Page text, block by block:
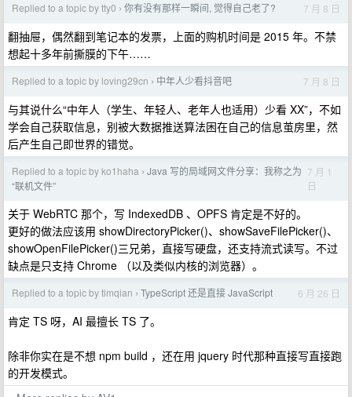
Replied to a topic by tty0 › 你有没有那样一瞬间, 觉得自己老了? 7 月 8 日
翻抽屉，偶然翻到笔记本的发票，上面的购机时间是 2015 年。不禁
想起十多年前撕膜的下午……
Replied to a topic by loving29cn › 中年人少看抖音吧 7 月 8 日
与其说什么“中年人（学生、年轻人、老年人也适用）少看 XX”，不如
学会自己获取信息，别被大数据推送算法困在自己的信息茧房里，然
后产生自己即世界的错觉。
Replied to a topic by ko1haha › Java 写的局域网文件分享：我称之为
“联机文件”
7 月 1
日
关于 WebRTC 那个，写 IndexedDB 、OPFS 肯定是不好的。
更好的做法应该用 showDirectoryPicker()、showSaveFilePicker()、
showOpenFilePicker()三兄弟，直接写硬盘，还支持流式读写。不过
缺点是只支持 Chrome （以及类似内核的浏览器）。
Replied to a topic by timqian › TypeScript 还是直接 JavaScript 6 月 26 日
肯定 TS 呀，AI 最擅长 TS 了。
除非你实在是不想 npm build ，还在用 jquery 时代那种直接写直接跑
的开发模式。